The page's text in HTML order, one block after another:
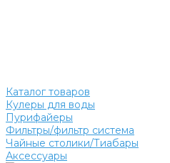
Каталог товаров
Кулеры для воды
Пурифайеры
Фильтры/фильтр система
Чайные столики/Тиабары
Аксессуары